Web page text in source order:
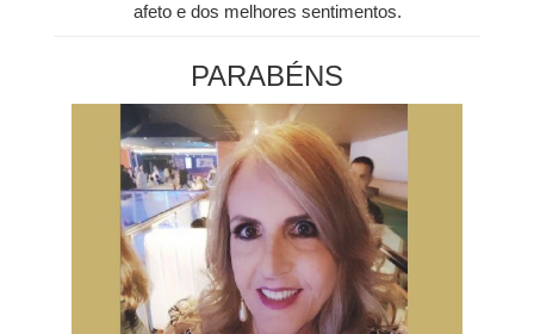
afeto e dos melhores sentimentos.
PARABÉNS